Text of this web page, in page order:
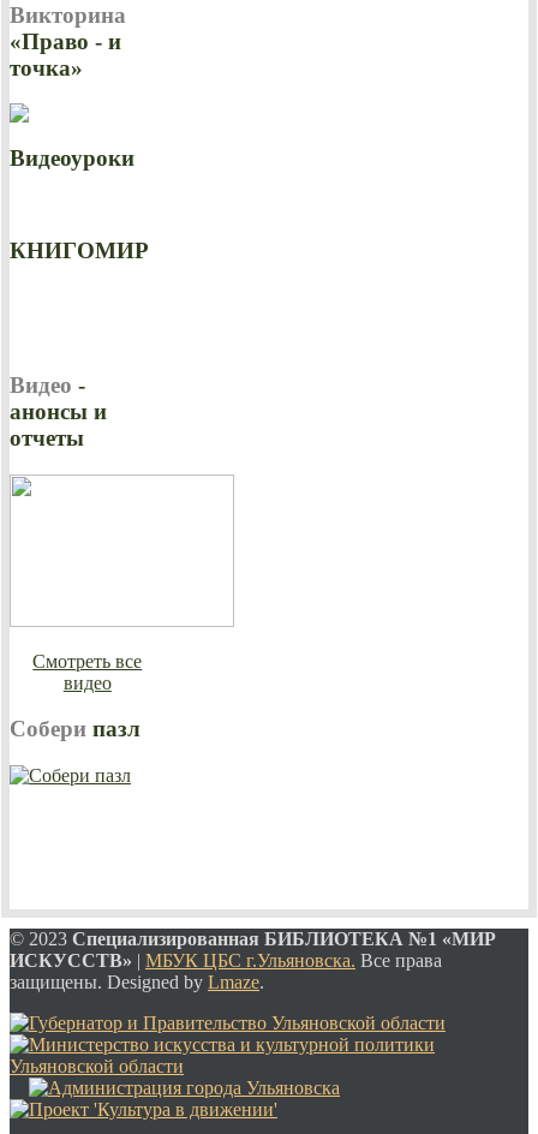
Викторина
«Право - и
точка»
Видеоуроки
КНИГОМИР
Видео -
анонсы и
отчеты
Смотреть все
видео
Собери пазл
© 2023 Специализированная БИБЛИОТЕКА №1 «МИР
ИСКУССТВ» | МБУК ЦБС г.Ульяновска. Все права
защищены. Designed by Lmaze.